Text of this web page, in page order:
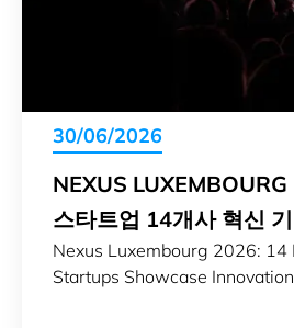
30/06/2026
NEXUS
스타트업 14개사 혁신
Nexus Luxembourg 2026: 14
Startups Showcase Innovation